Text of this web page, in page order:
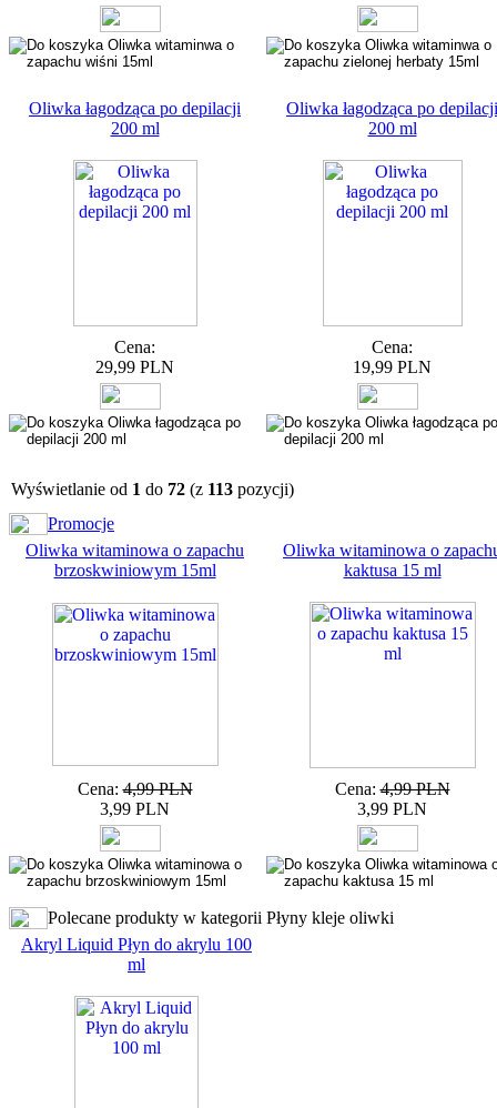
Oliwka łagodząca po depilacji
200 ml
Cena:
29,99 PLN
Oliwka łagodząca po depilacji
200 ml
Cena:
19,99 PLN
Wyświetlanie od 1 do 72 (z 113 pozycji)
Promocje
Oliwka witaminowa o zapachu
brzoskwiniowym 15ml
Cena: 4,99 PLN
3,99 PLN
Oliwka witaminowa o
kaktusa 15 ml
Cena: 4,99 PLN
3,99 PLN
Polecane produkty w kategorii Płyny kleje oliwki
Akryl Liquid Płyn do akrylu 100
ml